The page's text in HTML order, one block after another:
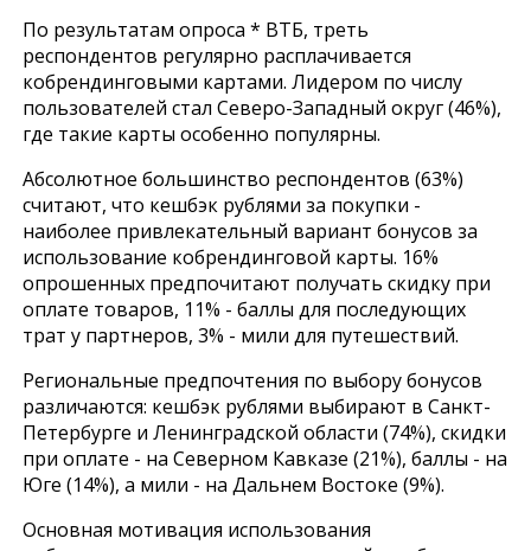
По результатам опроса * ВТБ, треть
респондентов регулярно расплачивается
кобрендинговыми картами. Лидером по числу
пользователей стал Северо-Западный округ (46%),
где такие карты особенно популярны.
Абсолютное большинство респондентов (63%)
считают, что кешбэк рублями за покупки -
наиболее привлекательный вариант бонусов за
использование кобрендинговой карты. 16%
опрошенных предпочитают получать скидку при
оплате товаров, 11% - баллы для последующих
трат у партнеров, 3% - мили для путешествий.
Региональные предпочтения по выбору бонусов
различаются: кешбэк рублями выбирают в Санкт-
Петербурге и Ленинградской области (74%), скидки
при оплате - на Северном Кавказе (21%), баллы - на
Юге (14%), а мили - на Дальнем Востоке (9%).
Основная мотивация использования